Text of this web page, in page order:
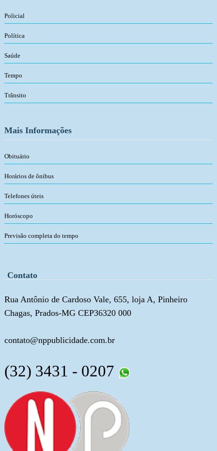
Policial
Política
Saúde
Tempo
Trânsito
Mais Informações
Obituário
Horários de ônibus
Telefones úteis
Horóscopo
Previsão completa do tempo
Contato
Rua Antônio de Cardoso Vale, 655, loja A, Pinheiro
Chagas, Prados-MG CEP36320 000
contato@nppublicidade.com.br
(32) 3431 - 0207